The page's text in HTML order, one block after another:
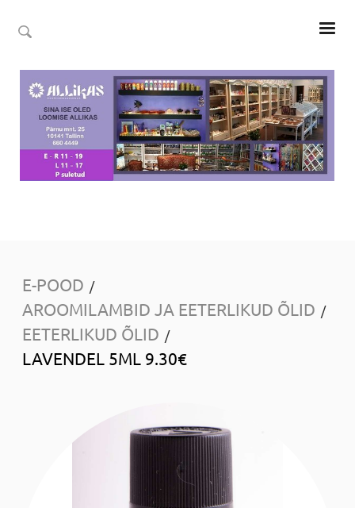
E-POOD /
AROOMILAMBID JA EETERLIKUD ÕLID /
EETERLIKUD ÕLID /
LAVENDEL 5ML 9.30€